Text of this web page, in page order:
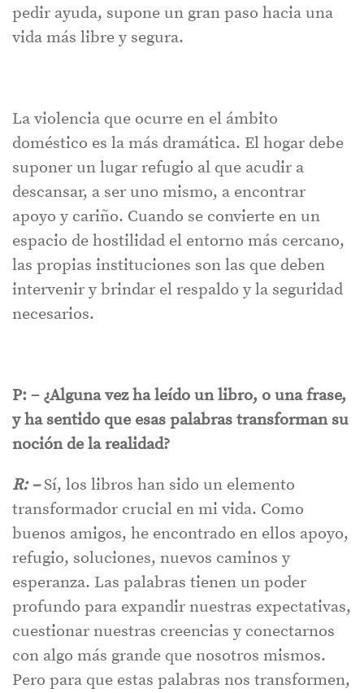
pedir ayuda, supone un gran paso hacia una
vida más libre y segura.
La violencia que ocurre en el ámbito
doméstico es la más dramática. El hogar debe
suponer un lugar refugio al que acudir a
descansar, a ser uno mismo, a encontrar
apoyo y cariño. Cuando se convierte en un
espacio de hostilidad el entorno más cercano,
las propias instituciones son las que deben
intervenir y brindar el respaldo y la seguridad
necesarios.
P: – ¿Alguna vez ha leído un libro, o una frase,
y ha sentido que esas palabras transforman su
noción de la realidad?
R: –Sí, los libros han sido un elemento
transformador crucial en mi vida. Como
buenos amigos, he encontrado en ellos apoyo,
refugio, soluciones, nuevos caminos y
esperanza. Las palabras tienen un poder
profundo para expandir nuestras expectativas,
cuestionar nuestras creencias y conectarnos
con algo más grande que nosotros mismos.
Pero para que estas palabras nos transformen,